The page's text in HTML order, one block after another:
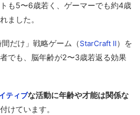
も5〜6歳若く、ゲーマーでも約4歳
ました。
だけ」戦略ゲーム（StarCraft II）を
でも、脳年齢が2〜3歳若返る効果
ティブな活動に年齢や才能は関係な
けています。